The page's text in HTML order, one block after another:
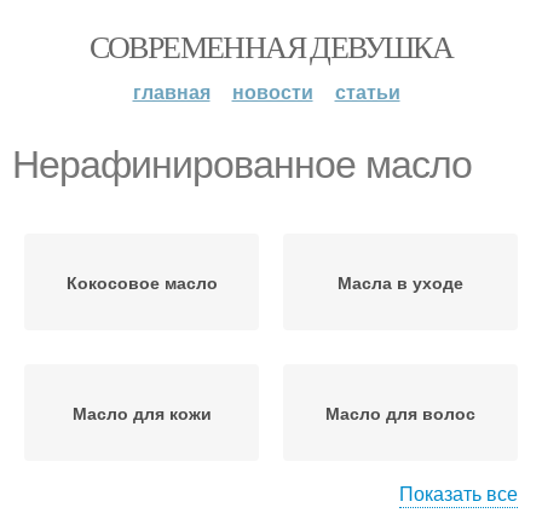
СОВРЕМЕННАЯ ДЕВУШКА
главная новости статьи
Нерафинированное масло
Кокосовое масло Масла в уходе
Масло для кожи Масло для волос
Показать все